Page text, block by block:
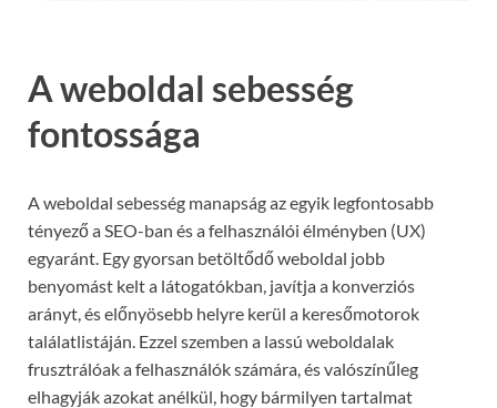
A weboldal sebesség
fontossága
A weboldal sebesség manapság az egyik legfontosabb
tényező a SEO-ban és a felhasználói élményben (UX)
egyaránt. Egy gyorsan betöltődő weboldal jobb
benyomást kelt a látogatókban, javítja a konverziós
arányt, és előnyösebb helyre kerül a keresőmotorok
találatlistáján. Ezzel szemben a lassú weboldalak
frusztrálóak a felhasználók számára, és valószínűleg
elhagyják azokat anélkül, hogy bármilyen tartalmat